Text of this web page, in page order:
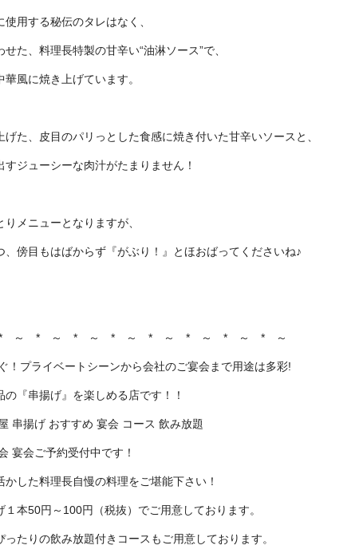
使用する秘伝のタレはなく、
た、料理長特製の甘辛い“油淋ソース”で、
華風に焼き上げています。
げた、皮目のパリっとした食感に焼き付いた甘辛いソースと、
すジューシーな肉汁がたまりません！
りメニューとなりますが、
、傍目もはばからず『がぶり！』とほおばってくださいね♪
～ * ～ * ～ * ～ * ～ * ～ * ～ * ～
！プライベートシーンから会社のご宴会まで用途は多彩!
の『串揚げ』を楽しめる店です！！
串揚げ おすすめ 宴会 コース 飲み放題
宴会ご予約受付中です！
かした料理長自慢の料理をご堪能下さい！
１本50円～100円（税抜）でご用意しております。
ったりの飲み放題付きコースもご用意しております。